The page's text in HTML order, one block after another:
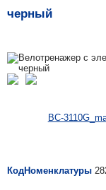
черный
BC-
КодНоменклатуры